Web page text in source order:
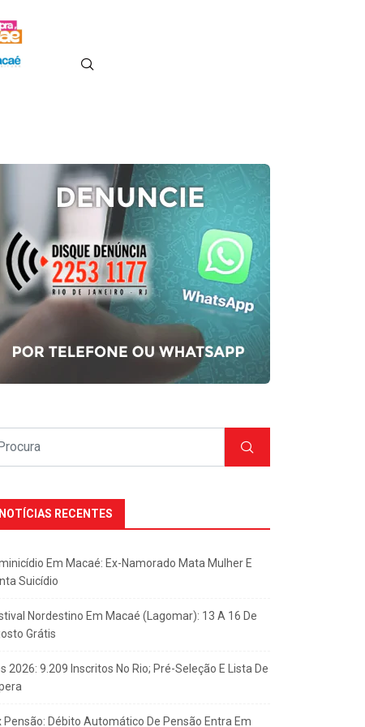
NOTÍCIAS RECENTES
Em Macaé: Ex-Namorado Mata Mulher E
Suicídio
Nordestino Em Macaé (Lagomar): 13 A 16 De
Grátis
2026: 9.209 Inscritos No Rio; Pré-Seleção E Lista De
Pensão: Débito Automático De Pensão Entra Em